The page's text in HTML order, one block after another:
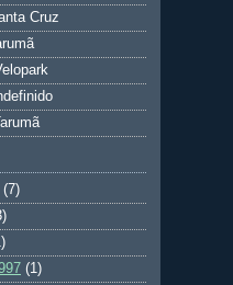
Cruz
(7)
(1)